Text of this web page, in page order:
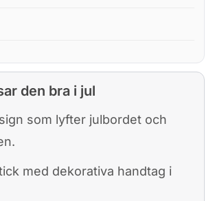
den bra i jul
som lyfter julbordet och
med dekorativa handtag i